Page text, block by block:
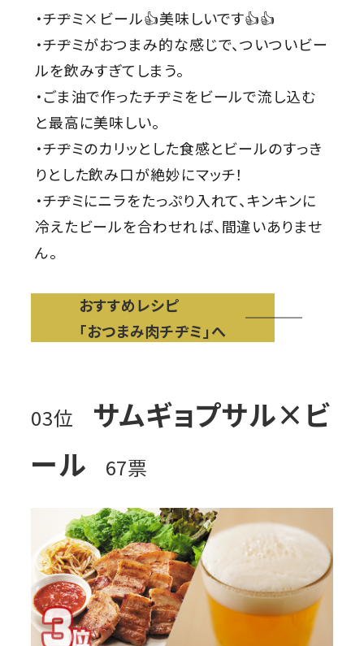
・チヂミ×ビール👍美味しいです👍👍
・チヂミがおつまみ的な感じで、ついついビー
ルを飲みすぎてしまう。
・ごま油で作ったチヂミをビールで流し込む
と最高に美味しい。
・チヂミのカリッとした食感とビールのすっき
りとした飲み口が絶妙にマッチ！
・チヂミにニラをたっぷり入れて、キンキンに
冷えたビールを合わせれば、間違いありませ
ん。
おすすめレシピ
「おつまみ肉チヂミ」へ
03位
サムギョプサル×ビ
ール
67票